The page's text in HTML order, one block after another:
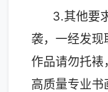
3.其他要求
袭，一经发现
作品请勿托裱
高质量专业